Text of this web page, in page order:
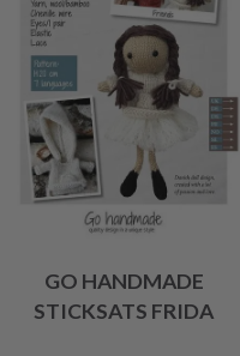
GO HANDMADE
STICKSATS FRIDA